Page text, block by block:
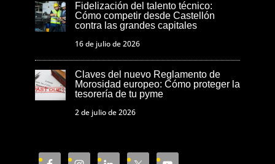
Fidelización del talento técnico:
Cómo competir desde Castellón
contra las grandes capitales
16 de julio de 2026
Claves del nuevo Reglamento de
Morosidad europeo: Cómo proteger la
tesorería de tu pyme
2 de julio de 2026